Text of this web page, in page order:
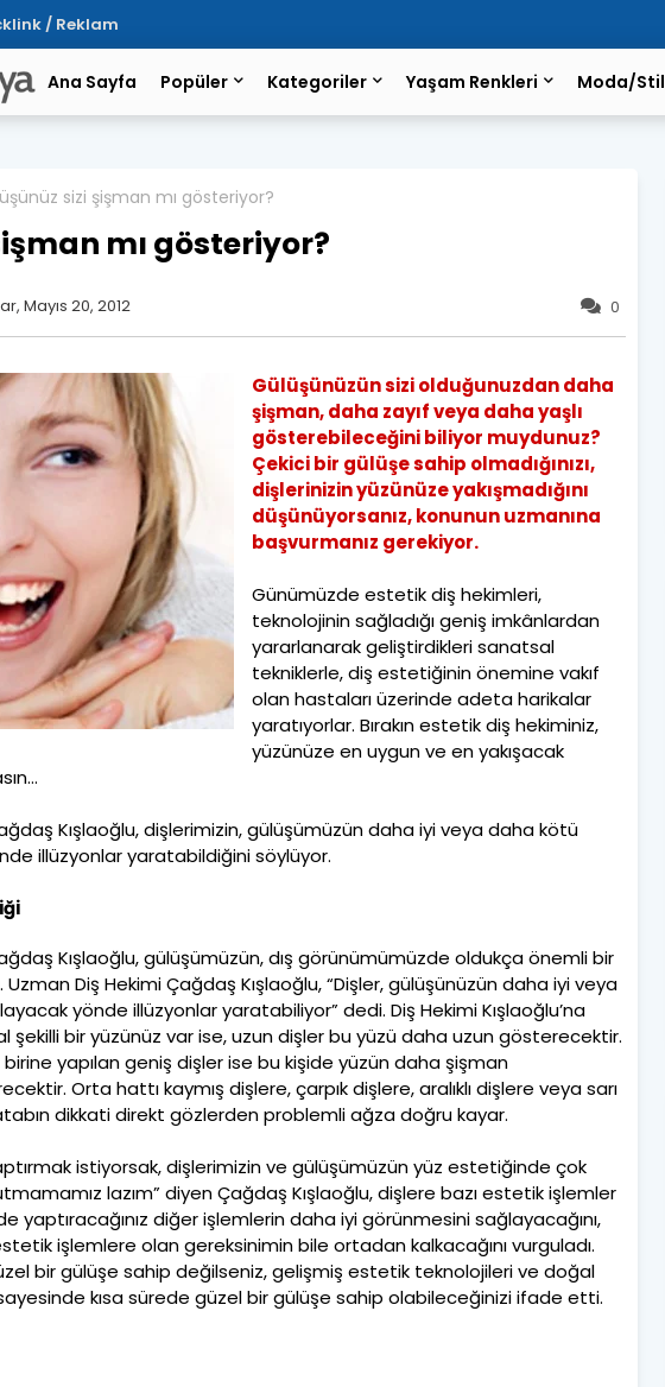
/ Reklam
Ana Sayfa Popüler Kategoriler Yaşam Renkleri Moda/Stil
sizi şişman mı gösteriyor?
mı gösteriyor?
0
Mayıs 20, 2012
Gülüşünüzün sizi olduğunuzdan daha
şişman, daha zayıf veya daha yaşlı
gösterebileceğini biliyor muydunuz?
Çekici bir gülüşe sahip olmadığınızı,
dişlerinizin yüzünüze yakışmadığını
düşünüyorsanız, konunun uzmanına
başvurmanız gerekiyor.
Günümüzde estetik diş hekimleri,
teknolojinin sağladığı geniş imkânlardan
yararlanarak geliştirdikleri sanatsal
tekniklerle, diş estetiğinin önemine vakıf
olan hastaları üzerinde adeta harikalar
yaratıyorlar. Bırakın estetik diş hekiminiz,
yüzünüze en uygun ve en yakışacak
Kışlaoğlu, dişlerimizin, gülüşümüzün daha iyi veya daha kötü
illüzyonlar yaratabildiğini söylüyor.
Kışlaoğlu, gülüşümüzün, dış görünümümüzde oldukça önemli bir
Diş Hekimi Çağdaş Kışlaoğlu, “Dişler, gülüşünüzün daha iyi veya
yönde illüzyonlar yaratabiliyor” dedi. Diş Hekimi Kışlaoğlu’na
şekilli bir yüzünüz var ise, uzun dişler bu yüzü daha uzun gösterecektir.
yapılan geniş dişler ise bu kişide yüzün daha şişman
Orta hattı kaymış dişlere, çarpık dişlere, aralıklı dişlere veya sarı
dikkati direkt gözlerden problemli ağza doğru kayar.
istiyorsak, dişlerimizin ve gülüşümüzün yüz estetiğinde çok
lazım” diyen Çağdaş Kışlaoğlu, dişlere bazı estetik işlemler
yaptıracağınız diğer işlemlerin daha iyi görünmesini sağlayacağını,
işlemlere olan gereksinimin bile ortadan kalkacağını vurguladı.
bir gülüşe sahip değilseniz, gelişmiş estetik teknolojileri ve doğal
kısa sürede güzel bir gülüşe sahip olabileceğinizi ifade etti.